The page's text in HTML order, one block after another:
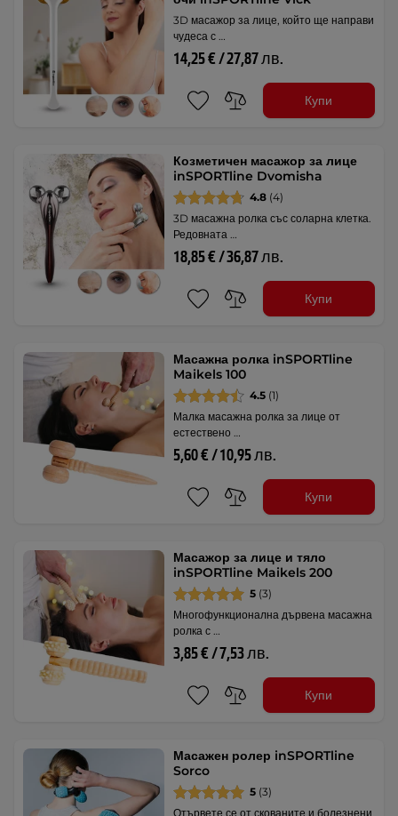
3D масажор за лице, който ще направи
чудеса с …
14,25 € / 27,87 лв.
Купи
Козметичен масажор за лице
inSPORTline Dvomisha
4.8 (4)
3D масажна ролка със соларна клетка.
Редовната …
18,85 € / 36,87 лв.
Купи
Масажна ролка inSPORTline
Maikels 100
4.5 (1)
Малка масажна ролка за лице от
естествено …
5,60 € / 10,95 лв.
Купи
Масажор за лице и тяло
inSPORTline Maikels 200
5 (3)
Многофункционална дървена масажна
ролка с …
3,85 € / 7,53 лв.
Купи
Масажен ролер inSPORTline
Sorco
5 (3)
Отървете се от скованите и болезнени